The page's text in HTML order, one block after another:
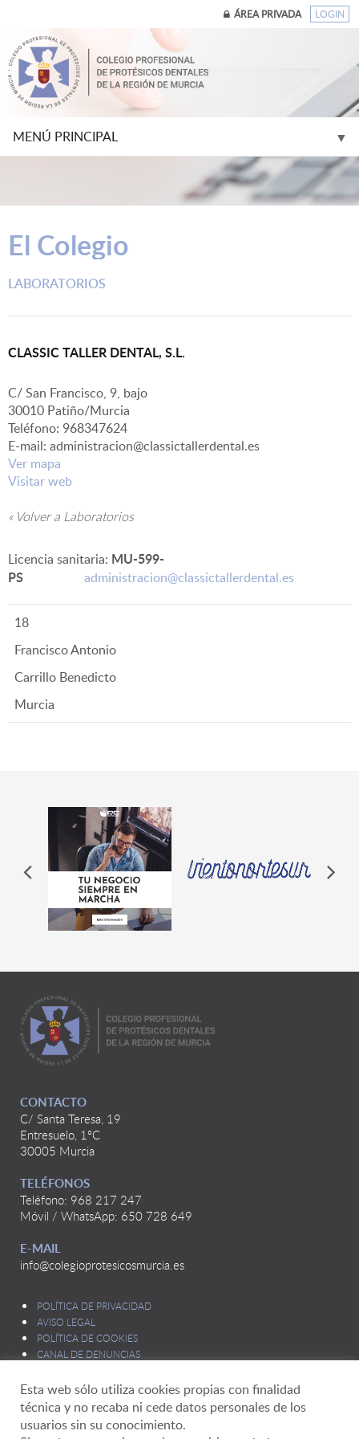
ÁREA PRIVADA LOGIN
MENÚ PRINCIPAL ▼
El Colegio
LABORATORIOS
CLASSIC TALLER DENTAL, S.L.
C/ San Francisco, 9, bajo
30010 Patiño/Murcia
Teléfono: 968347624
E-mail: administracion@classictallerdental.es
Ver mapa
Visitar web
« Volver a Laboratorios
Licencia sanitaria: MU-599-
PS administracion@classictallerdental.es
18
Francisco Antonio
Carrillo Benedicto
Murcia
CONTACTO
C/ Santa Teresa, 19
Entresuelo, 1ºC
30005 Murcia
TELÉFONOS
Teléfono: 968 217 247
Móvil / WhatsApp: 650 728 649
E-MAIL
info@colegioprotesicosmurcia.es
POLÍTICA DE PRIVACIDAD
AVISO LEGAL
POLÍTICA DE COOKIES
CANAL DE DENUNCIAS
Esta web sólo utiliza cookies propias con finalidad
técnica y no recaba ni cede datos personales de los
usuarios sin su conocimiento.